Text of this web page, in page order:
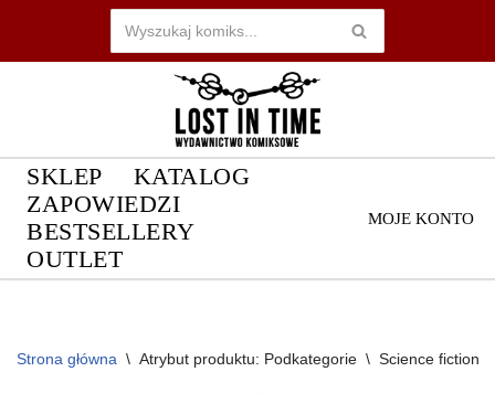
Przejdź
SKLEP
KATALOG
ZAPOWIEDZI
BESTSELLERY
OUTLET
MOJE KONTO
Strona główna \ Atrybut produktu: Podkategorie \ Science fiction